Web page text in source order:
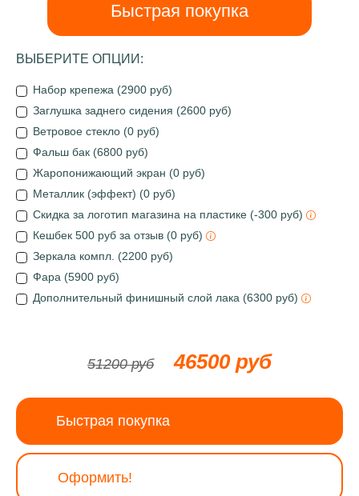
Быстрая покупка
ВЫБЕРИТЕ ОПЦИИ:
Набор крепежа (2900 руб)
Заглушка заднего сидения (2600 руб)
Ветровое стекло (0 руб)
Фальш бак (6800 руб)
Жаропонижающий экран (0 руб)
Металлик (эффект) (0 руб)
Скидка за логотип магазина на пластике (-300 руб)
Кешбек 500 руб за отзыв (0 руб)
Зеркала компл. (2200 руб)
Фара (5900 руб)
Дополнительный финишный слой лака (6300 руб)
51200 руб 46500 руб
Быстрая покупка
Оформить!